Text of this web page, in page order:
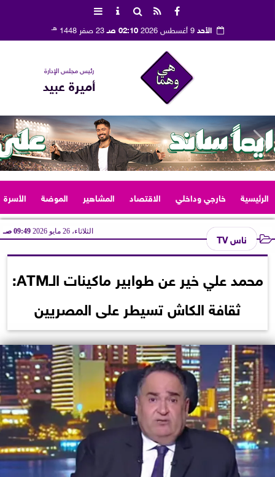
الأحد9 أغسطس 2026 02:10 صـ 23 صفر 1448 هـ
رئيس مجلس الإدارة
أميرة عبيد
الرئيسية خارجي وداخلي الاقتصاد المشاهير الموضة الأسرة
ناس TV الثلاثاء، 26 مايو 2026 09:49 صـ
محمد علي خير عن طوابير ماكينات الـATM:
ثقافة الكاش تسيطر على المصريين